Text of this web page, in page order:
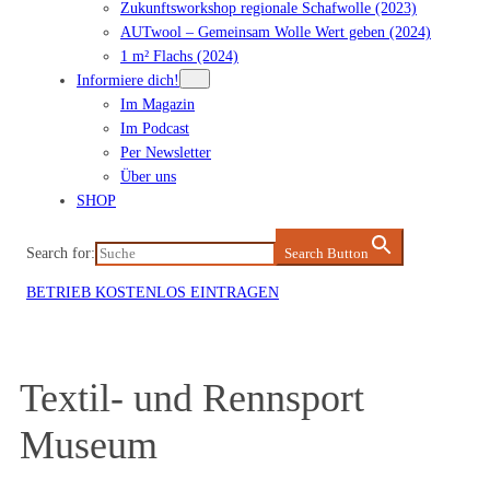
Zukunftsworkshop regionale Schafwolle (2023)
AUTwool – Gemeinsam Wolle Wert geben (2024)
1 m² Flachs (2024)
Informiere dich!
Im Magazin
Im Podcast
Per Newsletter
Über uns
SHOP
Search for: Search Button
BETRIEB KOSTENLOS EINTRAGEN
Textil- und Rennsport
Museum